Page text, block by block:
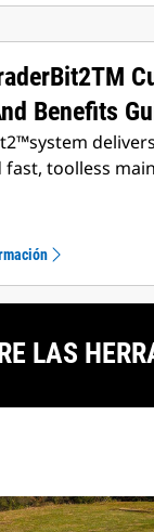
Benefits
fast, toolless
LAS